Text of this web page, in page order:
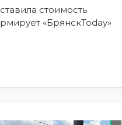
стоимость
«БрянскToday»